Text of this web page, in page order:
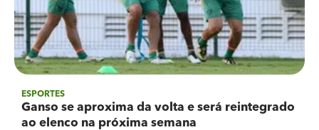
ESPORTES
Ganso se aproxima da volta e será reintegrado
ao elenco na próxima semana